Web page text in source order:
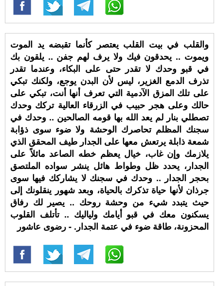
والقلب في بيت القلب يعتصر كأنما تقبضه يد الموت
ويموت .. يحدقون فيك ولا يرف لهم جفن .. يلقون بك
في قبو وحدك لا تقدر حتى على البكاء، وعندما تقدر
تذرف الدمع الغزير، ليس لأن البدن يوجع، ولكنك تبكي
على تلك المزق الآدمية التي تعرف أنها أنت، تبكي على
حالك وعلى هجر حبيب في الزرقاء العالية تركك وحدك
تصطلي بنار لم يعد الله بها قومه الصالحين .. وحدك في
سجنك المظلم تحاصرك الوحشة ولا ضوء سوى ذؤابة
شمعة ذابلة يرتعش معها على الجدار طيف المحقق الذي
يلازمك وإن غاب، خيال يعظم خطه الصاعد مائلاً على
الجدار، يحدد ظل وطواط هائل ينشر سواده الملتصق
بحجر الجدار .. وحدك في سجنك لا يشاركك فيها سوى
جرذان لأنها حياة تذكرك بالحياة، وبعد شهور ينقلونك إلى
حيث يتبدد شيء من وحشة روحك .. يصير لك رفاق
يسكنون معك في قبو أيامك ولياليك .. تأتلف القلوب
المحزونة، طاقة ضوء في عتمة الجدار. - رضوى عاشور